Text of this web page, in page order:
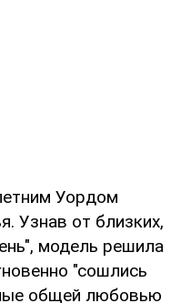
Уордом
Узнав от близких,
модель решила
"сошлись
общей любовью